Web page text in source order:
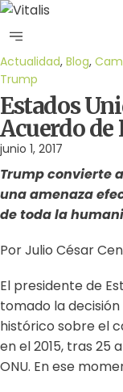
Actualidad, Blog,
Trump
Estados
Acuerdo de
junio 1, 2017
Trump convierte
una amenaza
de toda la
Por Julio César
El presidente de
tomado la
histórico sobre el
en el 2015, tras 25
ONU. En ese